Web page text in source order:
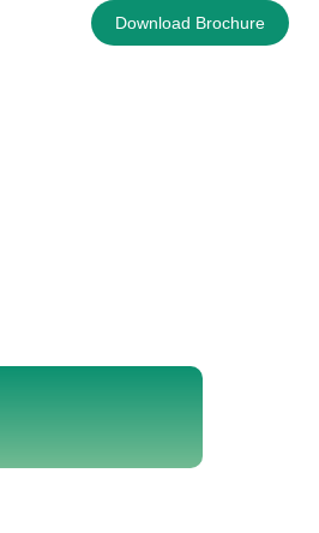
Download Brochure